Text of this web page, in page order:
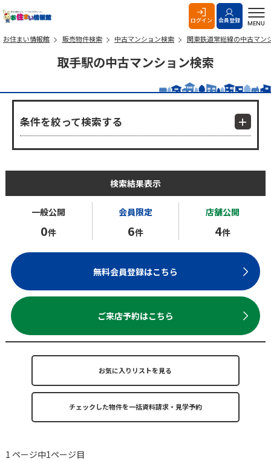
ログイン 会員登録 MENU
お住まい情報館 販売物件検索 中古マンション検索 関東鉄道常総線の中古マン
取手駅の中古マンション検索
条件を絞って検索する
検索結果表示
一般公開
0件
会員限定
6件
店舗公開
4件
無料会員登録はこちら
ご来店予約はこちら
お気に入りリストを見る
1 ページ中1ページ目